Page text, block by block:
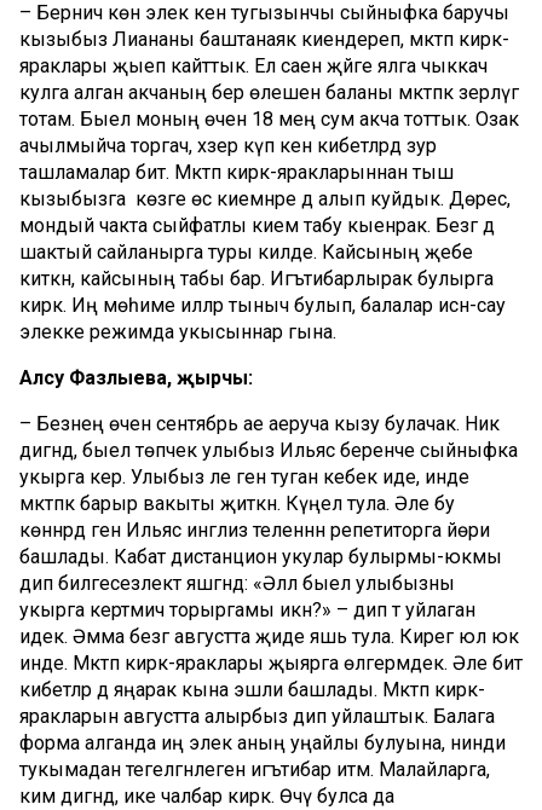
– Берничә көн элек кенә тугызынчы сыйныфка баручы
кызыбыз Лиананы баштанаяк киендереп, мәктәп кирәк-
яраклары җыеп кайттык. Ел саен җәйге ялга чыккач
кулга алган акчаның бер өлешен баланы мәктәпкә әзерләүгә
тотам. Быел моның өчен 18 мең сум акча тоттык. Озак
ачылмыйча торгач, хәзер күп кенә кибетләрдә зур
ташламалар бит. Мәктәп кирәк-яракларыннан тыш
кызыбызга көзге өс киемнәре дә алып куйдык. Дөрес,
мондый чакта сыйфатлы кием табу кыенрак. Безгә дә
шактый сайланырга туры килде. Кайсының җебе
киткән, кайсының табы бар. Игътибарлырак булырга
кирәк. Иң мөһиме илләр тыныч булып, балалар исән-сау
элекке режимда укысыннар гына.
Алсу Фазлыева, җырчы:
– Безнең өчен сентябрь ае аеруча кызу булачак. Ник
дигәндә, быел төпчек улыбыз Ильяс беренче сыйныфка
укырга керә. Улыбыз әле генә туган кебек иде, инде
мәктәпкә барыр вакыты җиткән. Күңел тула. Әле бу
көннәрдә генә Ильяс инглиз теленнән репетиторга йөри
башлады. Кабат дистанцион укулар булырмы-юкмы
дип билгесезлектә яшәгәндә: «Әллә быел улыбызны
укырга кертмичә торыргамы икән?» – дип тә уйлаган
идек. Әмма безгә августта җиде яшь тула. Кирегә юл юк
инде. Мәктәп кирәк-яраклары җыярга өлгермәдек. Әле бит
кибетләр дә яңарак кына эшли башлады. Мәктәп кирәк-
яракларын августта алырбыз дип уйлаштык. Балага
форма алганда иң элек аның уңайлы булуына, нинди
тукымадан тегелгәнлегенә игътибар итәм. Малайларга,
ким дигәндә, ике чалбар кирәк. Өчәү булса да